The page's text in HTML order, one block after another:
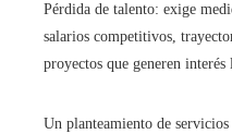
Pérdida de talento: exige
salarios competitivos,
proyectos que generen interés
Un planteamiento de